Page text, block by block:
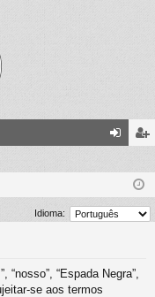
ist
e-
Idioma:
“nosso”, “Espada Negra”,
se aos termos